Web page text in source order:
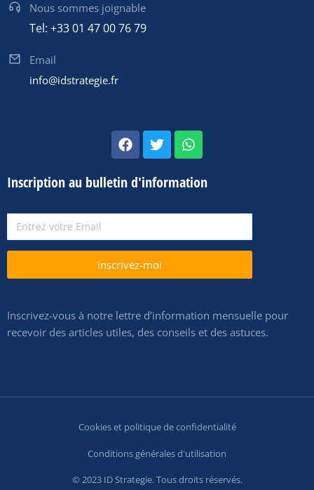
Nous sommes joignable
Tel: +33 01 47 00 76 79
Email
info@idstrategie.fr
Inscription au bulletin d'information
inscrivez-moi
Inscrivez-vous à notre lettre d’information mensuelle pour
recevoir des articles utiles, des conseils et des astuces.
© 2023 ID Strategie. Tous droits réservés.
Cookies et politique de confidentialité
Conditions générales d'utilisation